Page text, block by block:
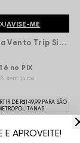
AVISE-ME
Jaqueta Corta Vento Trip Side Gola Alta Brasil - Azul
no PIX
sem juros
DE R$149,99 PARA SÃO
E APROVEITE!